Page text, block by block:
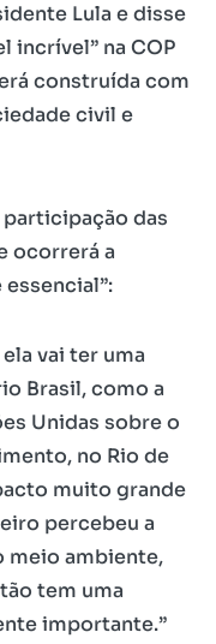
Lula e disse
incrível” na COP
construída com
civil e
das
ocorrerá a
vai ter uma
Brasil, como a
Unidas sobre o
no Rio de
muito grande
percebeu a
meio ambiente,
tem uma
importante.”